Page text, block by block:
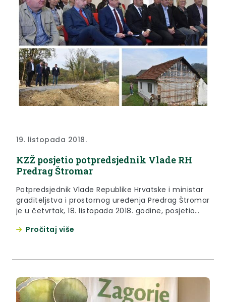
19. listopada 2018.
KZŽ posjetio potpredsjednik Vlade RH
Predrag Štromar
Potpredsjednik Vlade Republike Hrvatske i ministar
graditeljstva i prostornog uređenja Predrag Štromar
je u četvrtak, 18. listopada 2018. godine, posjetio
Pročitaj više